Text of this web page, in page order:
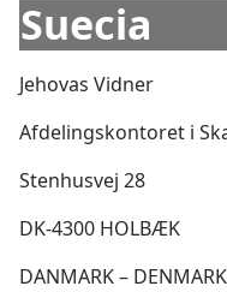
Suecia
Jehovas Vidner
Afdelingskontoret i
Stenhusvej 28
DK-4300 HOLBÆK
DANMARK – DENMARK